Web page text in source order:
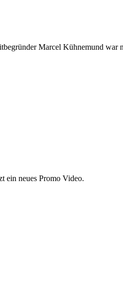
Marcel Kühnemund war
ein neues Promo Video.